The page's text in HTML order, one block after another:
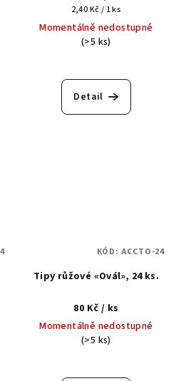
Měrná
cena:
2,40 Kč / 1 ks
Momentálně nedostupné
(>5 ks)
Detail
Tipy růžové «Ovál», 24 ks.
80 Kč / ks
Momentálně nedostupné
(>5 ks)
KÓD: ACCTO-24